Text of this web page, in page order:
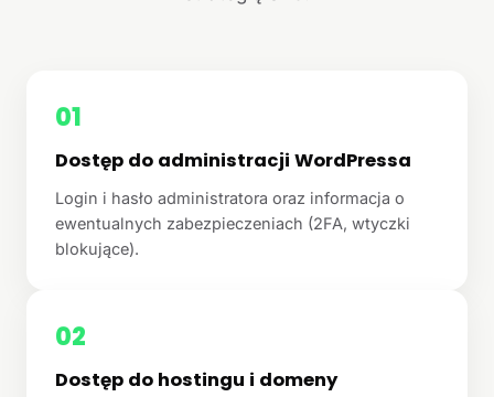
01
Dostęp do administracji WordPressa
Login i hasło administratora oraz informacja o
ewentualnych zabezpieczeniach (2FA, wtyczki
blokujące).
02
Dostęp do hostingu i domeny